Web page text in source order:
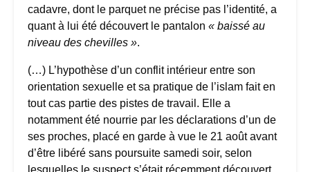
cadavre, dont le parquet ne précise pas l’identité, a
quant à lui été découvert le pantalon « baissé au
niveau des chevilles ».
(…) L’hypothèse d’un conflit intérieur entre son
orientation sexuelle et sa pratique de l’islam fait en
tout cas partie des pistes de travail. Elle a
notamment été nourrie par les déclarations d’un de
ses proches, placé en garde à vue le 21 août avant
d’être libéré sans poursuite samedi soir, selon